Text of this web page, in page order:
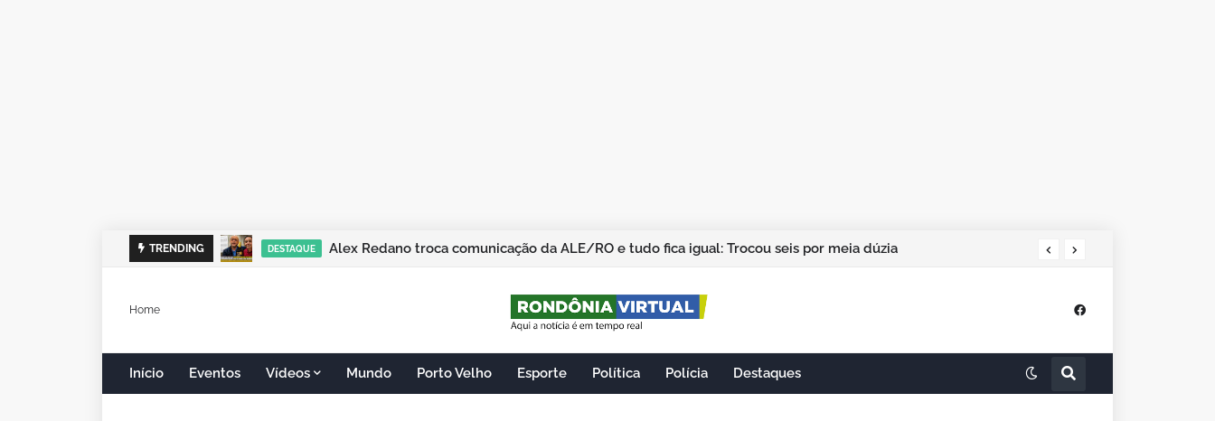
TRENDING DESTAQUE Alex Redano troca comunicação da ALE/RO e tudo fica igual: Trocou seis por meia dúzia
Home
Início Eventos Vídeos Mundo Porto Velho Esporte Política Polícia Destaques